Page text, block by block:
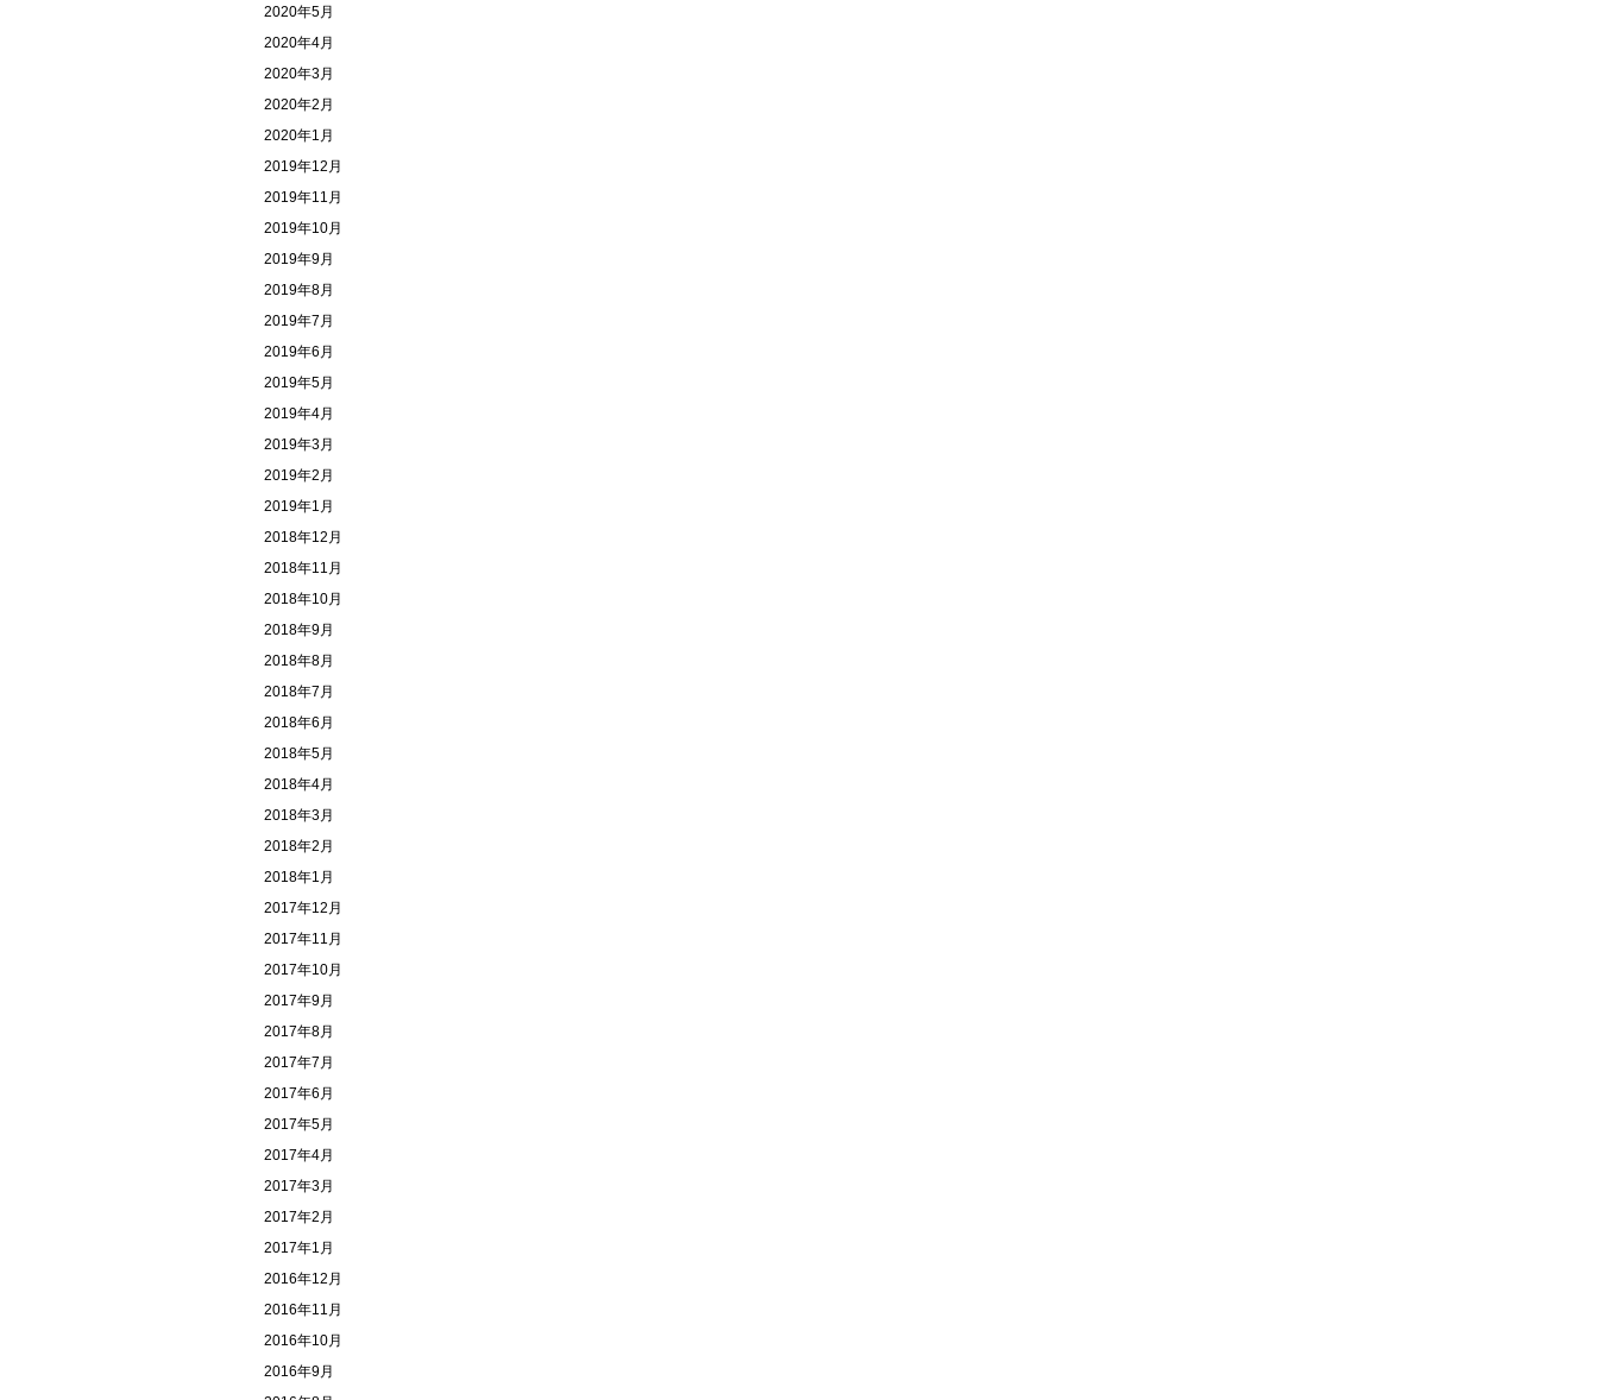
2020年5月
2020年4月
2020年3月
2020年2月
2020年1月
2019年12月
2019年11月
2019年10月
2019年9月
2019年8月
2019年7月
2019年6月
2019年5月
2019年4月
2019年3月
2019年2月
2019年1月
2018年12月
2018年11月
2018年10月
2018年9月
2018年8月
2018年7月
2018年6月
2018年5月
2018年4月
2018年3月
2018年2月
2018年1月
2017年12月
2017年11月
2017年10月
2017年9月
2017年8月
2017年7月
2017年6月
2017年5月
2017年4月
2017年3月
2017年2月
2017年1月
2016年12月
2016年11月
2016年10月
2016年9月